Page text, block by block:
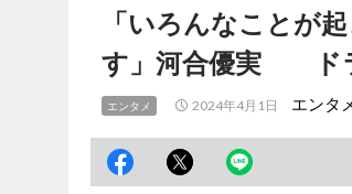
「いろんなことが
す」河合優実 ドラ
エンタメ 2024年4月1日 エンタ